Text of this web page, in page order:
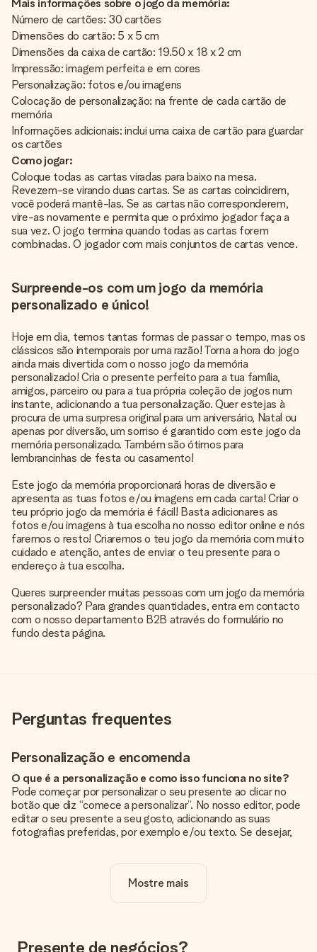
Mais informações sobre o jogo da memória:
Número de cartões: 30 cartões
Dimensões do cartão: 5 x 5 cm
Dimensões da caixa de cartão: 19.50 x 18 x 2 cm
Impressão: imagem perfeita e em cores
Personalização: fotos e/ou imagens
Colocação de personalização: na frente de cada cartão de
memória
Informações adicionais: inclui uma caixa de cartão para guardar
os cartões
Como jogar:
Coloque todas as cartas viradas para baixo na mesa.
Revezem-se virando duas cartas. Se as cartas coincidirem,
você poderá mantê-las. Se as cartas não corresponderem,
vire-as novamente e permita que o próximo jogador faça a
sua vez. O jogo termina quando todas as cartas forem
combinadas. O jogador com mais conjuntos de cartas vence.
Surpreende-os com um jogo da memória
personalizado e único!
Hoje em dia, temos tantas formas de passar o tempo, mas os
clássicos são intemporais por uma razão! Torna a hora do jogo
ainda mais divertida com o nosso jogo da memória
personalizado! Cria o presente perfeito para a tua família,
amigos, parceiro ou para a tua própria coleção de jogos num
instante, adicionando a tua personalização. Quer estejas à
procura de uma surpresa original para um aniversário, Natal ou
apenas por diversão, um sorriso é garantido com este jogo da
memória personalizado. Também são ótimos para
lembrancinhas de festa ou casamento!
Este jogo da memória proporcionará horas de diversão e
apresenta as tuas fotos e/ou imagens em cada carta! Criar o
teu próprio jogo da memória é fácil! Basta adicionares as
fotos e/ou imagens à tua escolha no nosso editor online e nós
faremos o resto! Criaremos o teu jogo da memória com muito
cuidado e atenção, antes de enviar o teu presente para o
endereço à tua escolha.
Queres surpreender muitas pessoas com um jogo da memória
personalizado? Para grandes quantidades, entra em contacto
com o nosso departamento B2B através do formulário no
fundo desta página.
Perguntas frequentes
Personalização e encomenda
O que é a personalização e como isso funciona no site?
Pode começar por personalizar o seu presente ao clicar no
botão que diz “comece a personalizar”. No nosso editor, pode
editar o seu presente a seu gosto, adicionando as suas
fotografias preferidas, por exemplo e/ou texto. Se desejar,
A personalização está incluída no preço?
Sim, o preço apresentado no site já inclui a personalização do
Queremos ter a certeza de que estás completamente
Mostre mais
Presente de negócios?